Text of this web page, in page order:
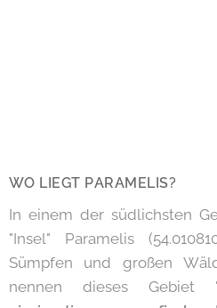
WO LIEGT PARAMELIS?
In einem der südlichsten
"Insel" Paramelis
Sümpfen und großen
nennen dieses Gebiet